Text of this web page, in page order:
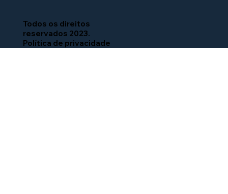
Todos os direitos
reservados 2023.
Política de privacidade